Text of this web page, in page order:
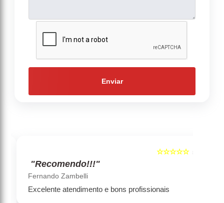
Enviar
5
☆☆☆☆☆
"Recomendo!!!"
Fernando Zambelli
Excelente atendimento e bons profissionais